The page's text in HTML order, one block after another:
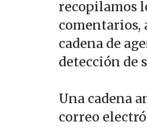
recopilamos
comentarios,
cadena de
detección de
Una cadena
correo